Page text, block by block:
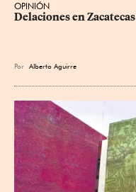
OPINIÓN
Delaciones en Zacatecas
Por Alberto Aguirre